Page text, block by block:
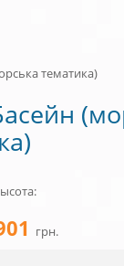
тематика)
грн.